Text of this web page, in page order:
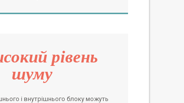
рівень
шуму
і внутрішнього блоку можуть